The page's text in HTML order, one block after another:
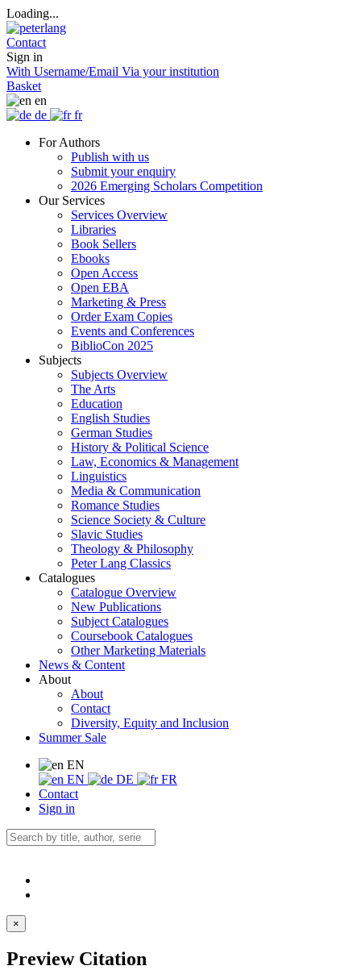
Loading...
Contact
Sign in
With Username/Email Via your institution
Basket
en
de
fr
For Authors
Publish with us
Submit your enquiry
2026 Emerging Scholars Competition
Our Services
Services Overview
Libraries
Book Sellers
Ebooks
Open Access
Open EBA
Marketing & Press
Order Exam Copies
Events and Conferences
BiblioCon 2025
Subjects
Subjects Overview
The Arts
Education
English Studies
German Studies
History & Political Science
Law, Economics & Management
Linguistics
Media & Communication
Romance Studies
Science Society & Culture
Slavic Studies
Theology & Philosophy
Peter Lang Classics
Catalogues
Catalogue Overview
New Publications
Subject Catalogues
Coursebook Catalogues
Other Marketing Materials
News & Content
About
About
Contact
Diversity, Equity and Inclusion
Summer Sale
EN
EN
DE
FR
Contact
Sign in
×
Preview Citation